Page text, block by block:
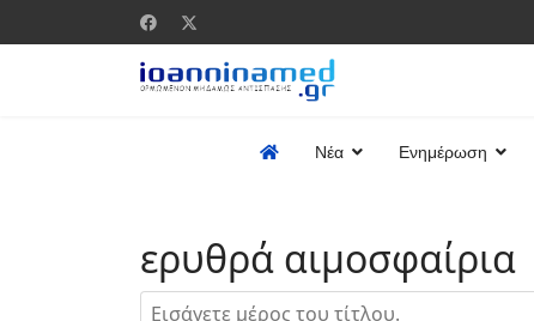
Νέα Ενημέρωση
ερυθρά αιμοσφαίρια
Εισάγετε μέρος του τίτλου.